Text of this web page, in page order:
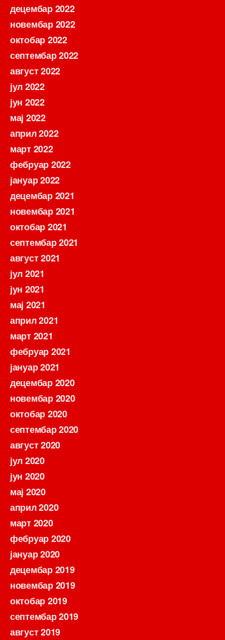
децембар 2022
новембар 2022
октобар 2022
септембар 2022
август 2022
јул 2022
јун 2022
мај 2022
април 2022
март 2022
фебруар 2022
јануар 2022
децембар 2021
новембар 2021
октобар 2021
септембар 2021
август 2021
јул 2021
јун 2021
мај 2021
април 2021
март 2021
фебруар 2021
јануар 2021
децембар 2020
новембар 2020
октобар 2020
септембар 2020
август 2020
јул 2020
јун 2020
мај 2020
април 2020
март 2020
фебруар 2020
јануар 2020
децембар 2019
новембар 2019
октобар 2019
септембар 2019
август 2019